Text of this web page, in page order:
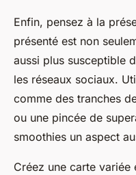
Enfin, pensez à la
présenté est non
aussi plus susceptible
les réseaux sociaux.
comme des tranches
ou une pincée de
smoothies un aspect
Créez une carte